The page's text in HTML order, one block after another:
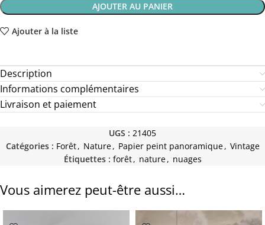
AJOUTER AU PANIER
Ajouter à la liste
Description
Informations complémentaires
Livraison et paiement
UGS : 21405
Catégories : Forêt, Nature, Papier peint panoramique, Vintage
Étiquettes : forêt, nature, nuages
Vous aimerez peut-être aussi…